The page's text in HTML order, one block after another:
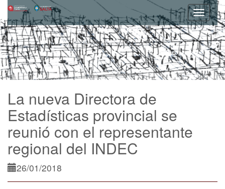
La nueva Directora de
Estadísticas provincial se
reunió con el representante
regional del INDEC
26/01/2018